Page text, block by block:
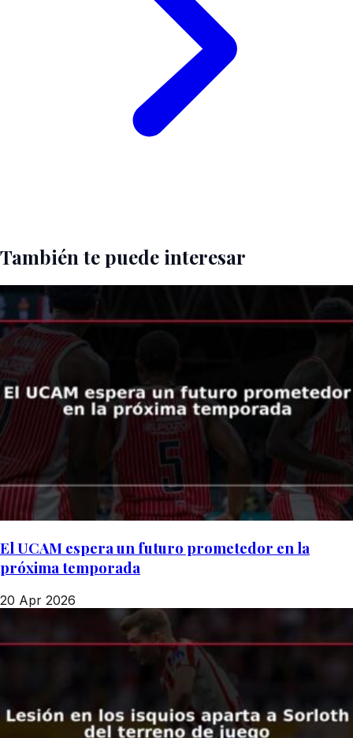
También te puede interesar
El UCAM espera un futuro prometedor en la
próxima temporada
20 Apr 2026